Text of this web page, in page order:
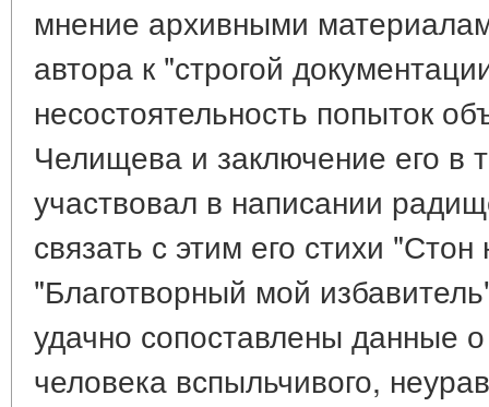
мнение архивными
автора к "строгой
несостоятельность попыток
Челищева и заключение его в
участвовал в написании
связать с этим его стихи
"Благотворный мой
удачно сопоставлены данные
человека вспыльчивого,